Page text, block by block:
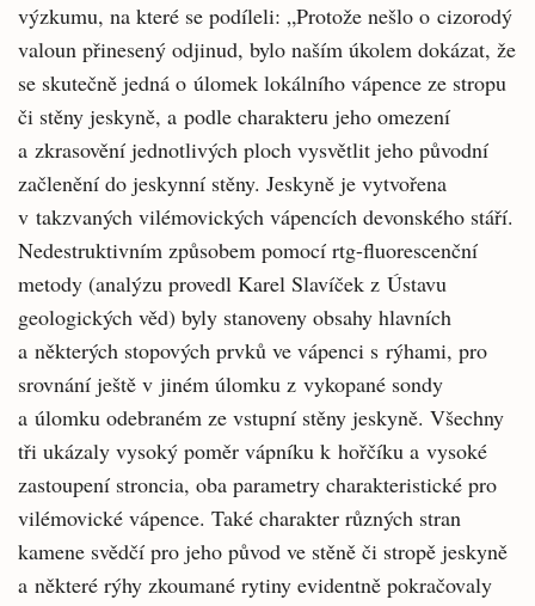
výzkumu, na které se podíleli: „Protože nešlo o cizorodý
valoun přinesený odjinud, bylo naším úkolem dokázat, že
se skutečně jedná o úlomek lokálního vápence ze stropu
či stěny jeskyně, a podle charakteru jeho omezení
a zkrasovění jednotlivých ploch vysvětlit jeho původní
začlenění do jeskynní stěny. Jeskyně je vytvořena
v takzvaných vilémovických vápencích devonského stáří.
Nedestruktivním způsobem pomocí rtg-fluorescenční
metody (analýzu provedl Karel Slavíček z Ústavu
geologických věd) byly stanoveny obsahy hlavních
a některých stopových prvků ve vápenci s rýhami, pro
srovnání ještě v jiném úlomku z vykopané sondy
a úlomku odebraném ze vstupní stěny jeskyně. Všechny
tři ukázaly vysoký poměr vápníku k hořčíku a vysoké
zastoupení stroncia, oba parametry charakteristické pro
vilémovické vápence. Také charakter různých stran
kamene svědčí pro jeho původ ve stěně či stropě jeskyně
a některé rýhy zkoumané rytiny evidentně pokračovaly